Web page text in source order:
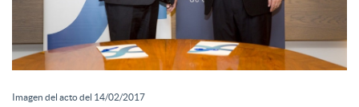
s
Imagen del acto del 14/02/2017